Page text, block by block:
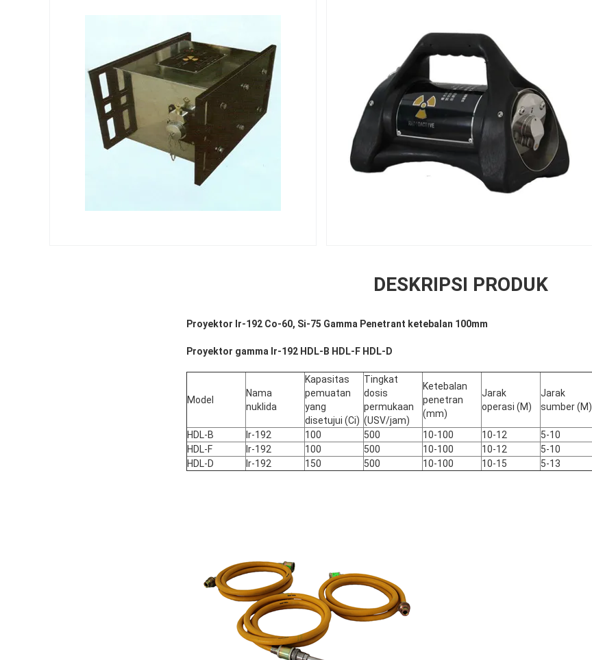
DESKRIPSI PRODUK
Proyektor Ir-192 Co-60, Si-75 Gamma Penetrant ketebalan 100mm
Proyektor gamma Ir-192 HDL-B HDL-F HDL-D
Model
Nama
nuklida
Kapasitas
pemuatan
yang
disetujui (Ci)
Tingkat
dosis
permukaan
(USV/jam)
Ketebalan
penetran
(mm)
Jarak
operasi (M)
Jarak
sumber (M)
HDL-B Ir-192 100 500 10-100 10-12 5-10
HDL-F
Ir-192 100 500 10-100 10-12 5-10
HDL-D
Ir-192 150 500 10-100 10-15 5-13